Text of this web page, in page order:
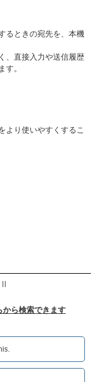
るときの宛先を、本機
、直接入力や送信履歴
す。
より使いやすくするこ
から検索できます